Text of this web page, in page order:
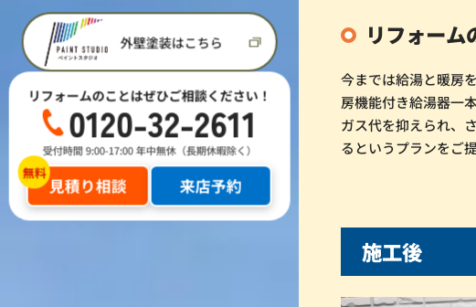
外壁塗装はこちら
リフォームのことはぜひご相談ください！
0120-32-2611
受付時間 9:00-17:00 年中無休（長期休暇除く）
見積り相談 来店予約
リフォーム
今までは給湯と暖房
房機能付き給湯器一
ガス代を抑えられ、
るというプランをご
施工後